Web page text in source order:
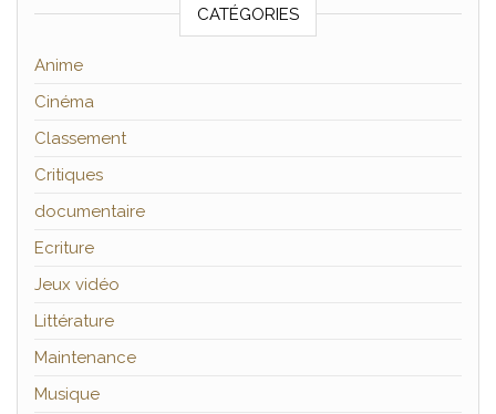
CATÉGORIES
Anime
Cinéma
Classement
Critiques
documentaire
Ecriture
Jeux vidéo
Littérature
Maintenance
Musique